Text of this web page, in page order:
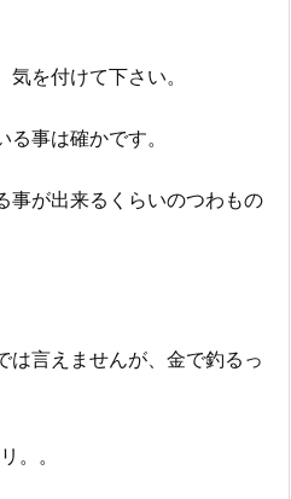
を付けて下さい。
事は確かです。
事が出来るくらいのつわもの
は言えませんが、金で釣るっ
。。